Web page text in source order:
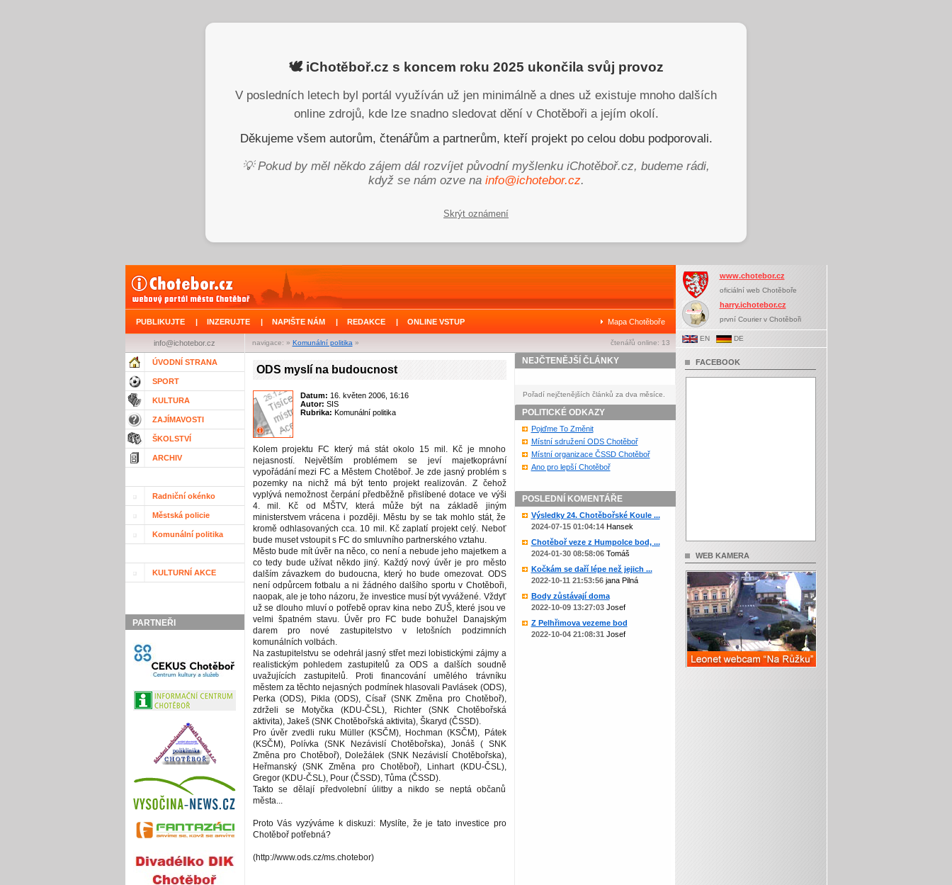
🕊️ iChotěboř.cz s koncem roku 2025 ukončila svůj provoz
V posledních letech byl portál využíván už jen minimálně a dnes už existuje mnoho dalších
online zdrojů, kde lze snadno sledovat dění v Chotěboři a jejím okolí.
Děkujeme všem autorům, čtenářům a partnerům, kteří projekt po celou dobu podporovali.
💡 Pokud by měl někdo zájem dál rozvíjet původní myšlenku iChotěboř.cz, budeme rádi,
když se nám ozve na info@ichotebor.cz.
Skrýt oznámení
PUBLIKUJTE | INZERUJTE | NAPIŠTE NÁM | REDAKCE | ONLINE VSTUP Mapa Chotěboře
navigace: » Komunální politika » čtenářů online: 13
info@ichotebor.cz
ÚVODNÍ STRANA
SPORT
KULTURA
ZAJÍMAVOSTI
ŠKOLSTVÍ
ARCHIV
Radniční okénko
Městská policie
Komunální politika
KULTURNÍ AKCE
PARTNEŘI
ODS myslí na budoucnost
Datum: 16. květen 2006, 16:16
Autor: SIS
Rubrika: Komunální politika
Kolem projektu FC který má stát okolo 15 mil. Kč je mnoho
nejasností. Největším problémem se jeví majetkoprávní
vypořádání mezi FC a Městem Chotěboř. Je zde jasný problém s
pozemky na nichž má být tento projekt realizován. Z čehož
vyplývá nemožnost čerpání předběžně přislíbené dotace ve výši
4. mil. Kč od MŠTV, která může být na základě jiným
ministerstvem vrácena i později. Městu by se tak mohlo stát, že
kromě odhlasovaných cca. 10 mil. Kč zaplatí projekt celý. Neboť
bude muset vstoupit s FC do smluvního partnerského vztahu.
Město bude mít úvěr na něco, co není a nebude jeho majetkem a
co tedy bude užívat někdo jiný. Každý nový úvěr je pro město
dalším závazkem do budoucna, který ho bude omezovat. ODS
není odpůrcem fotbalu a ni žádného dalšího sportu v Chotěboři,
naopak, ale je toho názoru, že investice musí být vyvážené. Vždyť
už se dlouho mluví o potřebě oprav kina nebo ZUŠ, které jsou ve
velmi špatném stavu. Úvěr pro FC bude bohužel Danajským
darem pro nové zastupitelstvo v letošních podzimních
komunálních volbách.
Na zastupitelstvu se odehrál jasný střet mezi lobistickými zájmy a
realistickým pohledem zastupitelů za ODS a dalších soudně
uvažujících zastupitelů. Proti financování umělého trávníku
městem za těchto nejasných podmínek hlasovali Pavlásek (ODS),
Perka (ODS), Pikla (ODS), Císař (SNK Změna pro Chotěboř),
zdrželi se Motyčka (KDU-ČSL), Richter (SNK Chotěbořská
aktivita), Jakeš (SNK Chotěbořská aktivita), Škaryd (ČSSD).
Pro úvěr zvedli ruku Müller (KSČM), Hochman (KSČM), Pátek
(KSČM), Polívka (SNK Nezávislí Chotěbořska), Jonáš ( SNK
Změna pro Chotěboř), Doležálek (SNK Nezávislí Chotěbořska),
Heřmanský (SNK Změna pro Chotěboř), Linhart (KDU-ČSL),
Gregor (KDU-ČSL), Pour (ČSSD), Tůma (ČSSD).
Takto se dělají předvolební úlitby a nikdo se neptá občanů
města...
Proto Vás vyzýváme k diskuzi: Myslíte, že je tato investice pro
Chotěboř potřebná?
(http://www.ods.cz/ms.chotebor)
NEJČTENĚJŠÍ ČLÁNKY
Pořadí nejčtenějších článků za dva měsíce.
POLITICKÉ ODKAZY
Pojďme To Změnit
Místní sdružení ODS Chotěboř
Místní organizace ČSSD Chotěboř
Ano pro lepší Chotěboř
POSLEDNÍ KOMENTÁŘE
Výsledky 24. Chotěbořské Koule ...
2024-07-15 01:04:14Hansek
Chotěboř veze z Humpolce bod, ...
2024-01-30 08:58:06Tomáš
Kočkám se daří lépe než jejich ...
2022-10-11 21:53:56jana Pilná
Body zůstávají doma
2022-10-09 13:27:03Josef
Z Pelhřimova vezeme bod
2022-10-04 21:08:31 Josef
www.chotebor.cz
oficiální web Chotěboře
harry.ichotebor.cz
první Courier v Chotěboři
EN DE
FACEBOOK
WEB KAMERA